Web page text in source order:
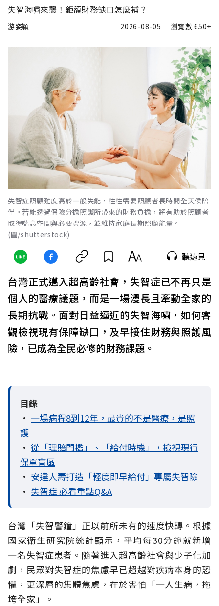
失智海嘯來襲！鉅額財務缺口怎麼補？
游姿穎 2026-08-05 瀏覽數650+
失智症照顧難度高於一般失能，往往需要照顧者長時間全天候陪
伴。若能透過保險分擔照護所帶來的財務負擔，將有助於照顧者
取得喘息空間與必要資源，並維持家庭長期照顧能量。
(圖/shutterstock)
聽遠見
台灣正式邁入超高齡社會，失智症已不再只是
個人的醫療議題，而是一場漫長且牽動全家的
長期抗戰。面對日益逼近的失智海嘯，如何客
觀檢視現有保障缺口，及早接住財務與照護風
險，已成為全民必修的財務課題。
目錄
• 一場病程8到12年，最貴的不是醫療，是照
護
• 從「理賠門檻」、「給付時機」，檢視現行
保單盲區
• 安達人壽打造「輕度即早給付」專屬失智險
• 失智症 必看重點Q&A
台灣「失智警鐘」正以前所未有的速度快轉。根據
國家衛生研究院統計顯示，平均每30分鐘就新增
一名失智症患者。隨著進入超高齡社會與少子化加
劇，民眾對失智症的焦慮早已超越對疾病本身的恐
懼，更深層的集體焦慮，在於害怕「一人生病，拖
垮全家」。